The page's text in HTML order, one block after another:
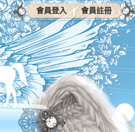
會員登入 | 會員註冊